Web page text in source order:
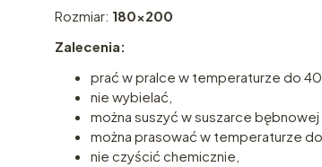
Rozmiar: 180x200
Zalecenia:
prać w pralce w temperaturze do 40
nie wybielać,
można suszyć w suszarce
można prasować w temperaturze do
nie czyścić chemicznie,